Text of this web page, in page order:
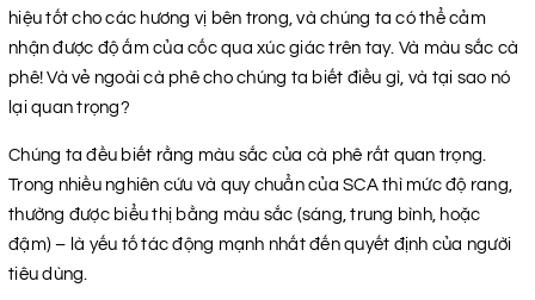
hiệu tốt cho các hương vị bên trong, và chúng ta có thể cảm
nhận được độ ấm của cốc qua xúc giác trên tay. Và màu sắc cà
phê! Và vẻ ngoài cà phê cho chúng ta biết điều gì, và tại sao nó
lại quan trọng?
Chúng ta đều biết rằng màu sắc của cà phê rất quan trọng.
Trong nhiều nghiên cứu và quy chuẩn của SCA thì mức độ rang,
thường được biểu thị bằng màu sắc (sáng, trung bình, hoặc
đậm) – là yếu tố tác động mạnh nhất đến quyết định của người
tiêu dùng.